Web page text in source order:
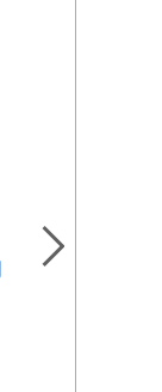
社區發展季刊